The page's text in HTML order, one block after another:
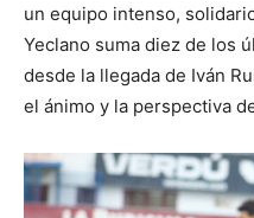
un equipo intenso,
Yeclano suma diez de los
desde la llegada de Iván
el ánimo y la perspectiva